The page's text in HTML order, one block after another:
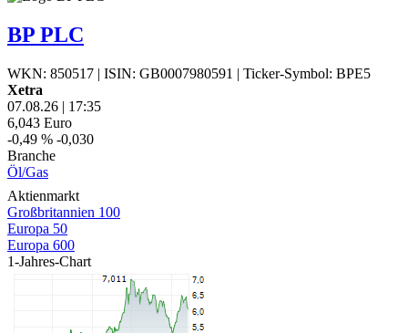
BP PLC
WKN: 850517 | ISIN: GB0007980591 | Ticker-Symbol: BPE5
Xetra
07.08.26 | 17:35
6,043 Euro
-0,49 % -0,030
Branche
Öl/Gas
Aktienmarkt
Großbritannien 100
Europa 50
Europa 600
1-Jahres-Chart